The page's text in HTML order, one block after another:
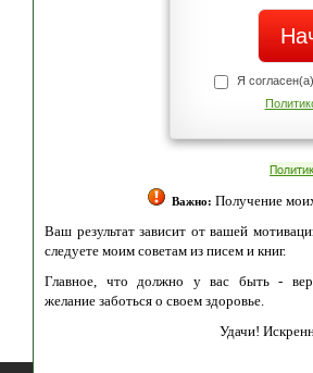
Я
Важно: Получение
Ваш результат зависит от вашей
следуете моим советам из писем и книг.
Главное, что должно у вас быть -
желание заботься о своем здоровье.
Удачи!